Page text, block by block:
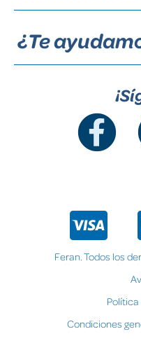
¿Te
Feran. Todos los
Condiciones